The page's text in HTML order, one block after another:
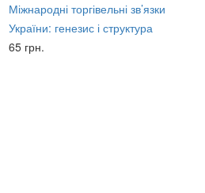
Міжнародні торгівельні зв’язки
України: генезис і структура
65 грн.